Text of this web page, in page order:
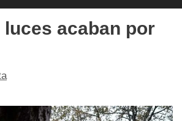
luces acaban por